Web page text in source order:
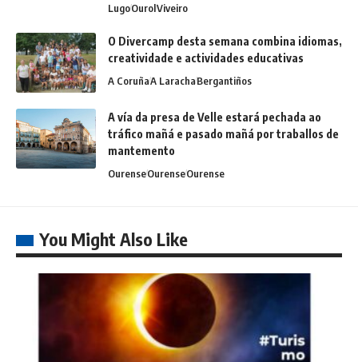
LugoOurolViveiro
O Divercamp desta semana combina idiomas,
creatividade e actividades educativas
A CoruñaA LarachaBergantiños
A vía da presa de Velle estará pechada ao
tráfico mañá e pasado mañá por traballos de
mantemento
OurenseOurenseOurense
You Might Also Like